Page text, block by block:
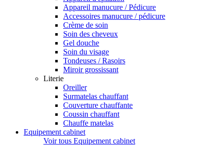
Appareil manucure / Pédicure
Accessoires manucure / pédicure
Crème de soin
Soin des cheveux
Gel douche
Soin du visage
Tondeuses / Rasoirs
Miroir grossissant
Literie
Oreiller
Surmatelas chauffant
Couverture chauffante
Coussin chauffant
Chauffe matelas
Equipement cabinet
Voir tous Equipement cabinet